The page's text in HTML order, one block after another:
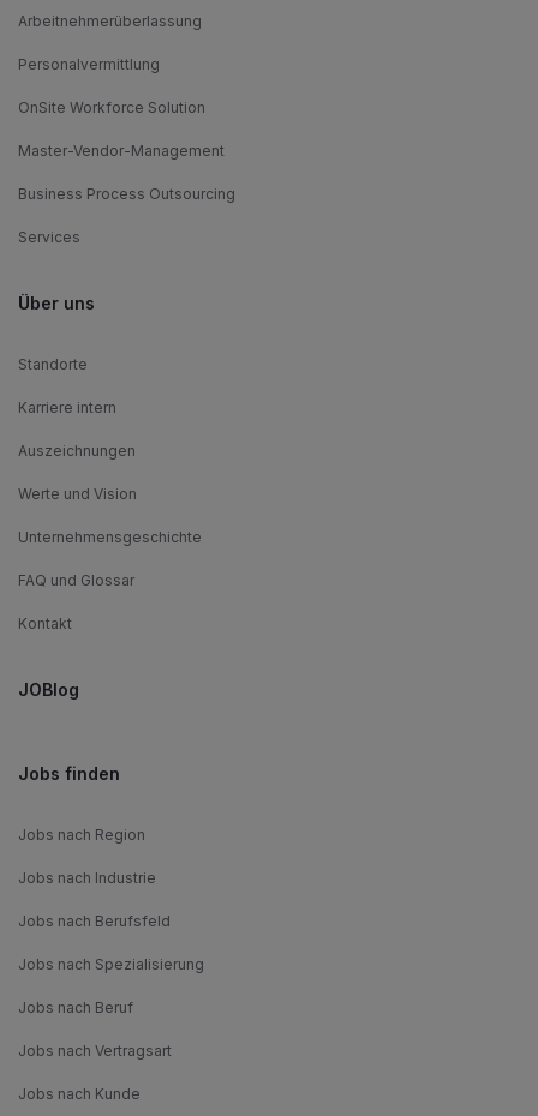
Arbeitnehmerüberlassung
Personalvermittlung
OnSite Workforce Solution
Master-Vendor-Management
Business Process Outsourcing
Services
Über uns
Standorte
Karriere intern
Auszeichnungen
Werte und Vision
Unternehmensgeschichte
FAQ und Glossar
Kontakt
JOBlog
Jobs finden
Jobs nach Region
Jobs nach Industrie
Jobs nach Berufsfeld
Jobs nach Spezialisierung
Jobs nach Beruf
Jobs nach Vertragsart
Jobs nach Kunde